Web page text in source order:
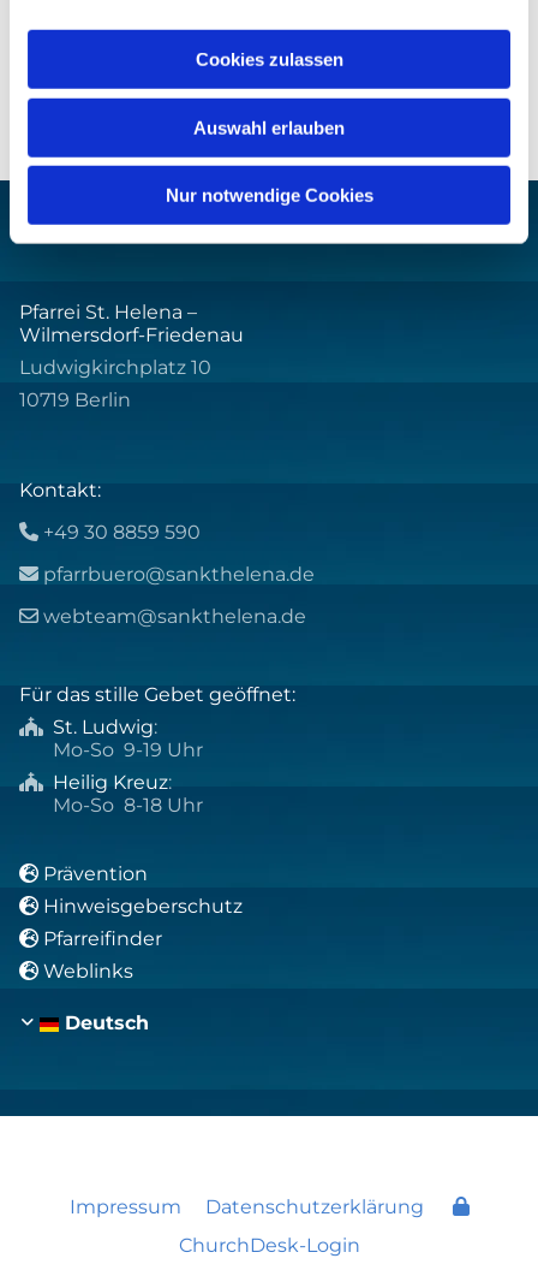
Cookies zulassen
Auswahl erlauben
Nur notwendige Cookies
Pfarrei St. Helena –
Wilmersdorf-Friedenau
Ludwigkirchplatz 10
10719 Berlin
Kontakt:
 +49 30 8859 590
 pfarrbuero@sankthelena.de
 webteam@sankthelena.de
Für das stille Gebet geöffnet:
 St. Ludwig:
Mo-So 9-19 Uhr
 Heilig Kreuz:
Mo-So 8-18 Uhr
 Prävention
 Hinweisgeberschutz
 Pfarreifinder
 Weblinks
Deutsch
Impressum
Datenschutzerklärung
ChurchDesk-Login